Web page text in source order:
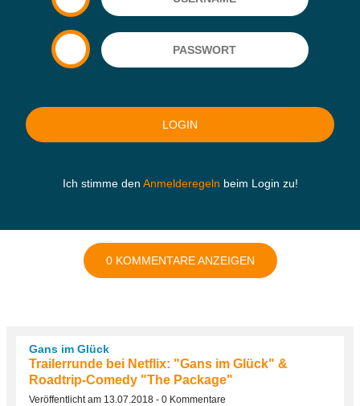
Ich stimme den Anmelderegeln beim Login zu!
0 KOMMENTARE ANZEIGEN
Gans im Glück
Trailerrunde bei Netflix: "Gans im Glück" &
Roadtrip-Comedy "The Package"
Veröffentlicht am 13.07.2018 - 0 Kommentare